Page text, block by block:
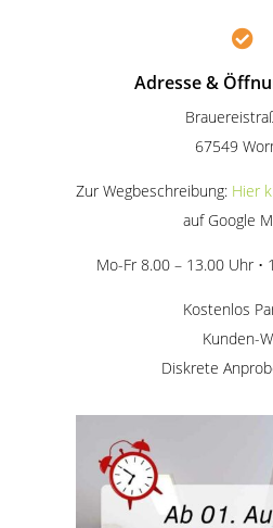

Adresse &
67549
Zur Wegbeschreibung: Hier
auf Google
Mo-Fr 8.00 – 13.00 Uhr •
Kostenlos
Kunden-
Diskrete